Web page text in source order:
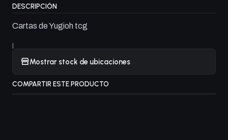
DESCRIPCIÓN
Cartas de Yugioh tcg
|
Mostrar stock de ubicaciones
COMPARTIR ESTE PRODUCTO